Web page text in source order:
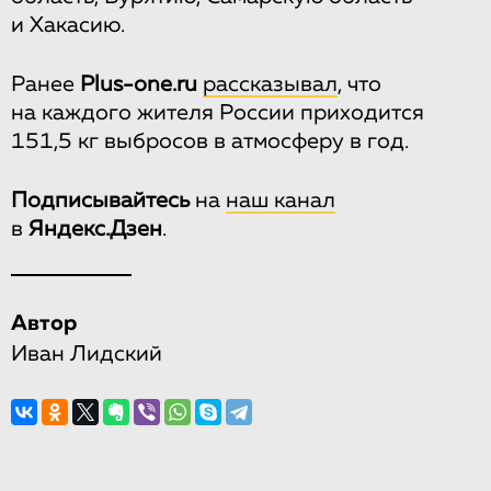
и Хакасию.
Ранее Рlus-one.ru рассказывал, что
на каждого жителя России приходится
151,5 кг выбросов в атмосферу в год.
Подписывайтесьна наш канал
в Яндекс.Дзен.
Автор
Иван Лидский